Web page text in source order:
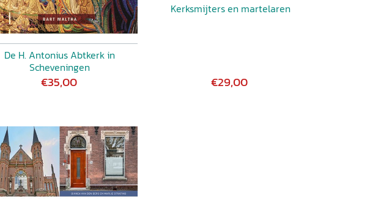
De H. Antonius Abtkerk in
Scheveningen
€35,00
Kerksmijters en martelaren
€29,00